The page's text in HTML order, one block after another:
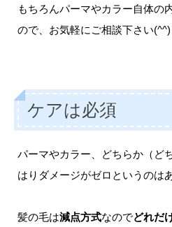
もちろんパーマやカラー自体の
ので、お気軽にご相談下さい(^^)
ケアは必須
パーマやカラー、どちらか（ど
はりダメージがゼロというのは
髪の毛は減点方式なのでどれだ